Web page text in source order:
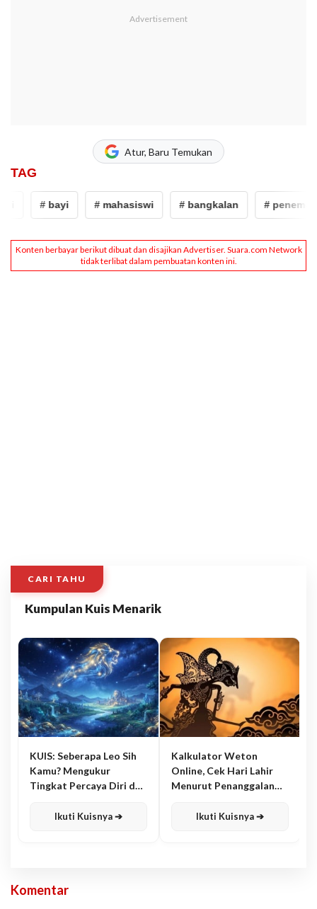
Atur, Baru Temukan
TAG
# bayi # mahasiswi # bangkalan # penemuan
CARI TAHU
Kumpulan Kuis Menarik
KUIS: Seberapa Leo Sih
Kamu? Mengukur
Tingkat Percaya Diri dan
Ikuti Kuisnya ➔
Kalkulator Weton
Online, Cek Hari Lahir
Menurut Penanggalan
Ikuti Kuisnya ➔
Komentar